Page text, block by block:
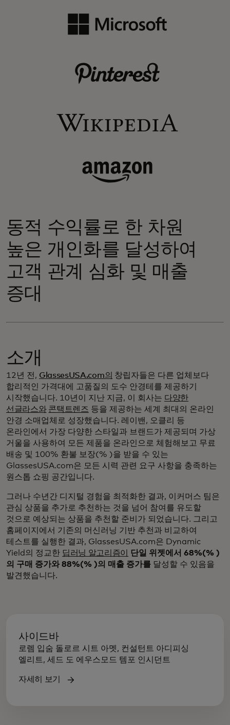
동적 수익률로 한 차원
높은 개인화를 달성하여
고객 관계 심화 및 매출
증대
소개
12년 전, GlassesUSA.com의 창립자들은 다른 업체보다
합리적인 가격대에 고품질의 도수 안경테를 제공하기
시작했습니다. 10년이 지난 지금, 이 회사는 다양한
선글라스와 콘택트렌즈 등을 제공하는 세계 최대의 온라인
안경 소매업체로 성장했습니다. 레이밴, 오클리 등
온라인에서 가장 다양한 스타일과 브랜드가 제공되며 가상
거울을 사용하여 모든 제품을 온라인으로 체험해보고 무료
배송 및 100% 환불 보장(% )을 받을 수 있는
GlassesUSA.com은 모든 시력 관련 요구 사항을 충족하는
원스톱 쇼핑 공간입니다.
그러나 수년간 디지털 경험을 최적화한 결과, 이커머스 팀은
관심 상품을 추가로 추천하는 것을 넘어 참여를 유도할
것으로 예상되는 상품을 추천할 준비가 되었습니다. 그리고
홈페이지에서 기존의 머신러닝 기반 추천과 비교하여
테스트를 실행한 결과, GlassesUSA.com은 Dynamic
Yield의 정교한 딥러닝 알고리즘이
단일 위젯에서 68%(% )
의 구매 증가와 88%(% )의 매출 증가를 달성할 수 있음을
발견했습니다.
사이드바
로렘 입숨 돌로르 시트 아멧, 컨설턴트 아디피싱
엘리트, 세드 도 에우스모드 템포 인시던트
자세히 보기